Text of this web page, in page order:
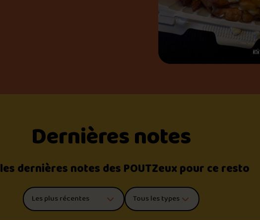
Dernières notes
dernières notes des POUTZeux pour ce resto
Trier les commentaires
Filtrer par type de poutine